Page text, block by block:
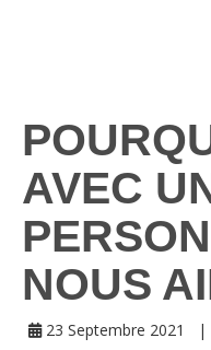
AVEC
NOUS
23 Septembre 2021